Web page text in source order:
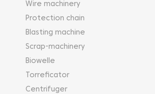
Wire machinery
Protection chain
Blasting machine
Scrap-machinery
Biowelle
Torreficator
Centrifuger